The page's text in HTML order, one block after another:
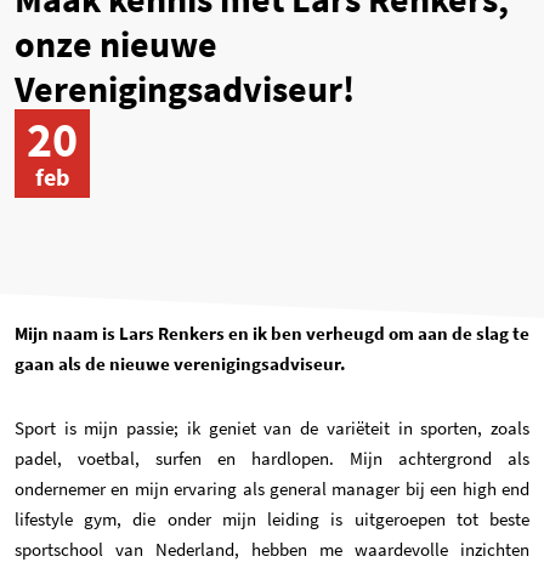
onze nieuwe
Verenigingsadviseur!
20
feb
Mijn naam is Lars Renkers en ik ben verheugd om aan de slag te
gaan als de nieuwe verenigingsadviseur.
Sport is mijn passie; ik geniet van de variëteit in sporten, zoals
padel, voetbal, surfen en hardlopen. Mijn achtergrond als
ondernemer en mijn ervaring als general manager bij een high end
lifestyle gym, die onder mijn leiding is uitgeroepen tot beste
sportschool van Nederland, hebben me waardevolle inzichten